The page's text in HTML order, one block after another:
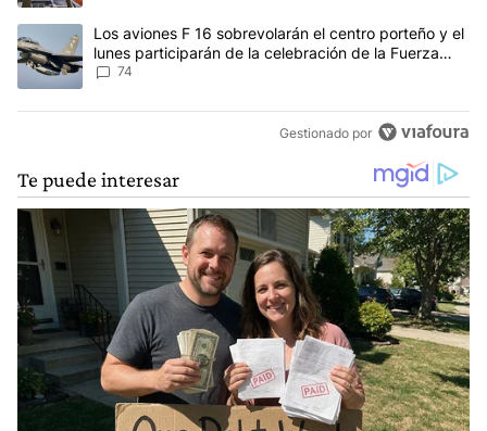
Un artículo de tendencia con el título "Los aviones F 16
Los aviones F 16 sobrevolarán el centro porteño y el
lunes participarán de la celebración de la Fuerza
Aérea
74
Gestionado por